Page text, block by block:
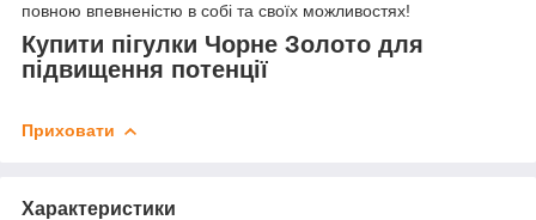
повною впевненістю в собі та своїх можливостях!
Купити пігулки Чорне Золото для
підвищення потенції
Приховати
Характеристики